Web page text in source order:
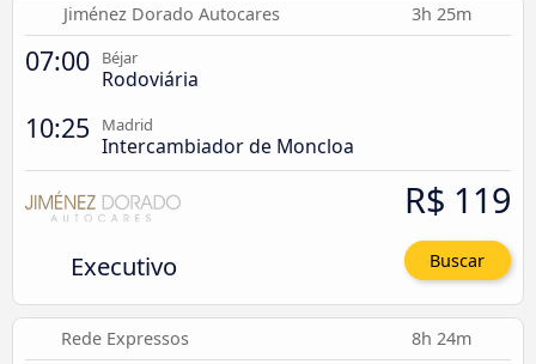
Jiménez Dorado Autocares 3h 25m
07:00 Béjar
Rodoviária
10:25 Madrid
Intercambiador de Moncloa
Executivo
R$ 119
Buscar
Rede Expressos 8h 24m